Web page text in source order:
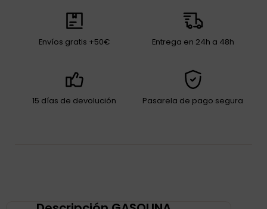
Envíos gratis +50€ Entrega en 24h a 48h
15 días de devolución Pasarela de pago segura